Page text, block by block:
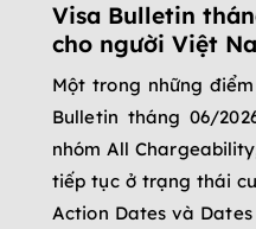
Visa Bulletin
cho người Việt
Một trong những
Bulletin tháng 06/
nhóm All
tiếp tục ở trạng thái
Action Dates và